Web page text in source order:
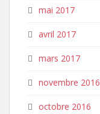
mai 2017
avril 2017
mars 2017
novembre 2016
octobre 2016